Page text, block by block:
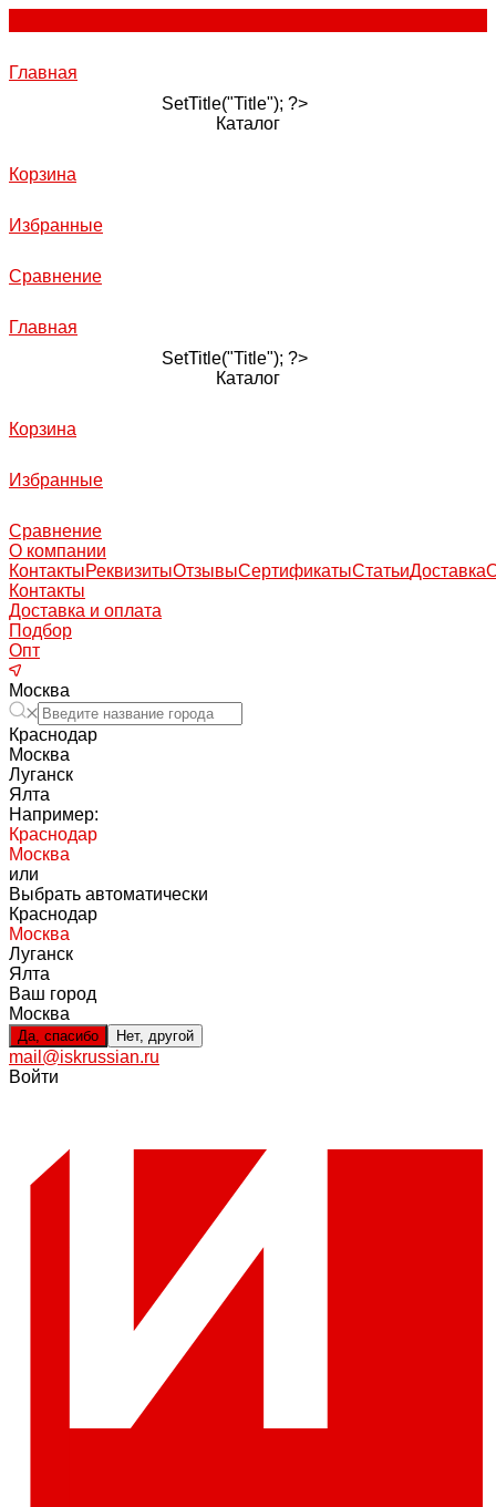
Главная
SetTitle("Title"); ?>
Каталог
Корзина
Избранные
Сравнение
Главная
SetTitle("Title"); ?>
Каталог
Корзина
Избранные
Сравнение
О компании
КонтактыРеквизитыОтзывыСертификатыСтатьиДоставка
Контакты
Доставка и оплата
Подбор
Опт
Москва
Краснодар
Москва
Луганск
Ялта
Например:
Краснодар
Москва
или
Выбрать автоматически
Краснодар
Москва
Луганск
Ялта
Ваш город
Москва
Да, спасибо Нет, другой
mail@iskrussian.ru
Войти